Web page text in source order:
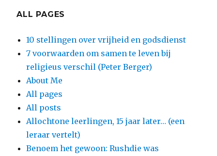
ALL PAGES
10 stellingen over vrijheid en godsdienst
7 voorwaarden om samen te leven bij
religieus verschil (Peter Berger)
About Me
All pages
All posts
Allochtone leerlingen, 15 jaar later… (een
leraar vertelt)
Benoem het gewoon: Rushdie was